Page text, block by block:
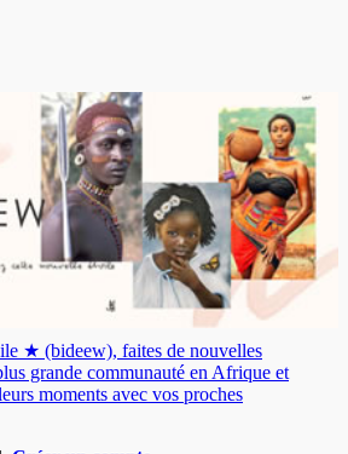
★ (bideew), faites de nouvelles
grande communauté en Afrique et
moments avec vos proches